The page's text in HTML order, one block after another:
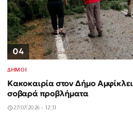
04
ΔΗΜΟΙ
Κακοκαιρία στον Δήμο
σοβαρά προβλήματα
27/07/2026 - 12:31